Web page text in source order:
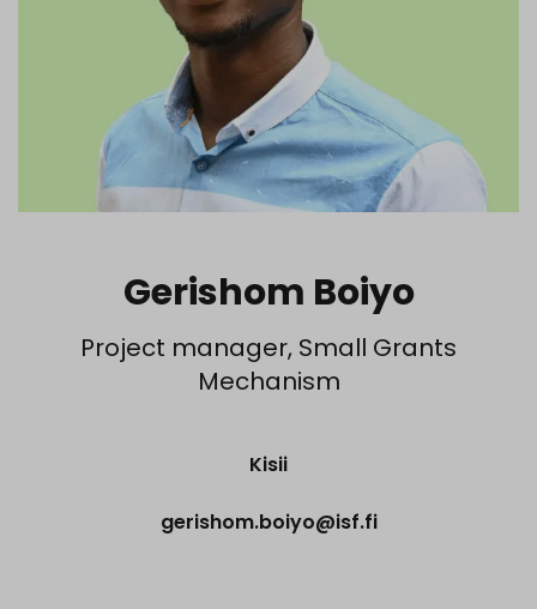
Gerishom Boiyo
Project manager, Small Grants
Mechanism
Kisii
gerishom.boiyo@isf.fi